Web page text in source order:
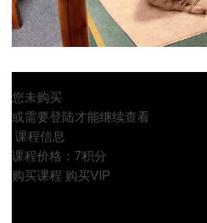
您未购买
或需要登陆才能继续查看
课程信息
课程价格：7积分
购买课程 购买VIP